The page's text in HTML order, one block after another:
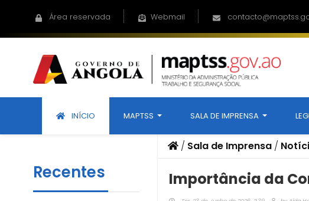
Área reservada Webmail
INÍCIO MAPTSS SALA DE IMPRENSA
Recentes
/ Sala de Imprensa /
Importância da